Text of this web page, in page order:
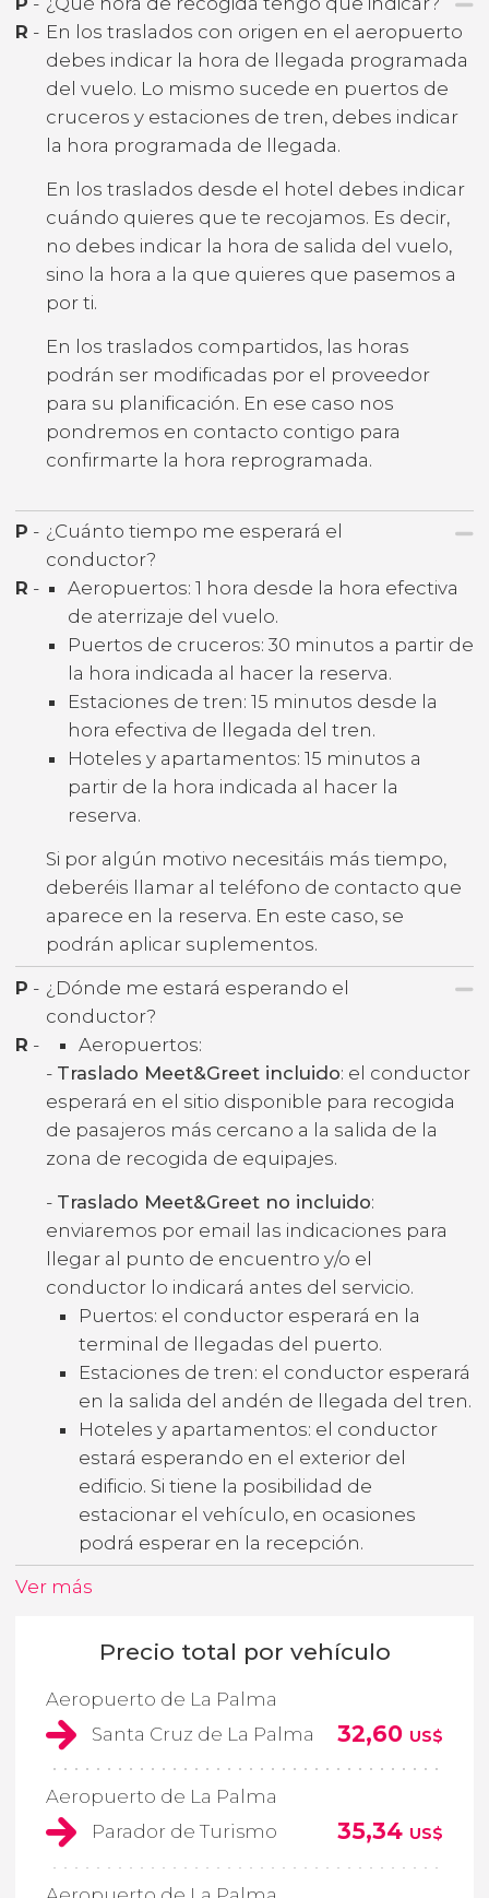
R - En los traslados con origen en el aeropuerto
debes indicar la hora de llegada programada
del vuelo. Lo mismo sucede en puertos de
cruceros y estaciones de tren, debes indicar
la hora programada de llegada.
En los traslados desde el hotel debes indicar
cuándo quieres que te recojamos. Es decir,
no debes indicar la hora de salida del vuelo,
sino la hora a la que quieres que pasemos a
por ti.
En los traslados compartidos, las horas
podrán ser modificadas por el proveedor
para su planificación. En ese caso nos
pondremos en contacto contigo para
confirmarte la hora reprogramada.
P - ¿Cuánto tiempo me esperará el
conductor?
R -
Aeropuertos: 1 hora desde la hora efectiva
de aterrizaje del vuelo.
Puertos de cruceros: 30 minutos a partir de
la hora indicada al hacer la reserva.
Estaciones de tren: 15 minutos desde la
hora efectiva de llegada del tren.
Hoteles y apartamentos: 15 minutos a
partir de la hora indicada al hacer la
reserva.
Si por algún motivo necesitáis más tiempo,
deberéis llamar al teléfono de contacto que
aparece en la reserva. En este caso, se
podrán aplicar suplementos.
P - ¿Dónde me estará esperando el
conductor?
R -
Aeropuertos:
- Traslado Meet&Greet incluido: el conductor
esperará en el sitio disponible para recogida
de pasajeros más cercano a la salida de la
zona de recogida de equipajes.
- Traslado Meet&Greet no incluido:
enviaremos por email las indicaciones para
llegar al punto de encuentro y/o el
conductor lo indicará antes del servicio.
Puertos: el conductor esperará en la
terminal de llegadas del puerto.
Estaciones de tren: el conductor esperará
en la salida del andén de llegada del tren.
Hoteles y apartamentos: el conductor
estará esperando en el exterior del
edificio. Si tiene la posibilidad de
estacionar el vehículo, en ocasiones
podrá esperar en la recepción.
Ver más
Precio total por vehículo
Aeropuerto de La Palma
Santa Cruz de La Palma
32,60 US$
Aeropuerto de La Palma
Parador de Turismo
35,34 US$